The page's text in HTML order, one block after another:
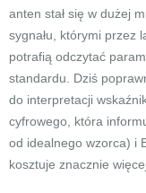
anten stał się w dużej
sygnału, którymi przez
potrafią odczytać
standardu. Dziś
do interpretacji
cyfrowego, która
od idealnego wzorca) i
kosztuje znacznie